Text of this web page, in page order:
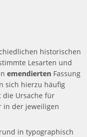
historischen
Lesarten und
emendierten Fassung
sich hierzu häufig
die Ursache für
in der jeweiligen
in typographisch